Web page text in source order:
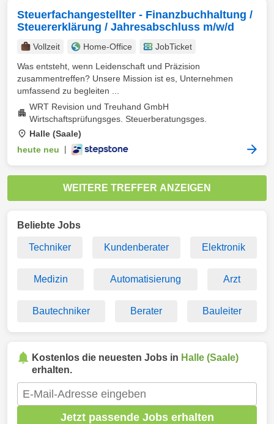
Steuerfachangestellter - Finanzbuchhaltung /
Steuererklärung / Jahresabschluss m/w/d
Vollzeit Home-Office
JobTicket
Was entsteht, wenn Leidenschaft und Präzision
zusammentreffen? Unsere Mission ist es, Unternehmen
umfassend zu begleiten ...
WRT Revision und Treuhand GmbH
Wirtschaftsprüfungsges. Steuerberatungsges.
Halle (Saale)
heute neu
WEITERE TREFFER ANZEIGEN
Beliebte Jobs
Techniker Kundenberater Elektronik
Medizin Automatisierung Arzt
Bautechniker Berater Bauleiter
Kostenlos die neuesten Jobs in Halle (Saale)
erhalten.
Jetzt passende Jobs erhalten